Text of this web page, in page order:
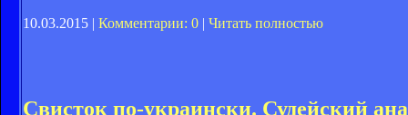
10.03.2015 | Комментарии: 0 Читать полностью
Свисток по-украински. Судейский